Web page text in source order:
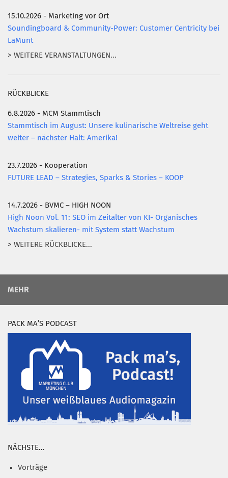
15.10.2026 - Marketing vor Ort
Soundingboard & Community-Power: Customer Centricity bei
LaMunt
> WEITERE VERANSTALTUNGEN...
RÜCKBLICKE
6.8.2026 - MCM Stammtisch
Stammtisch im August: Unsere kulinarische Weltreise geht
weiter – nächster Halt: Amerika!
23.7.2026 - Kooperation
FUTURE LEAD – Strategies, Sparks & Stories – KOOP
14.7.2026 - BVMC – HIGH NOON
High Noon Vol. 11: SEO im Zeitalter von KI- Organisches
Wachstum skalieren- mit System statt Wachstum
> WEITERE RÜCKBLICKE...
MEHR
PACK MA’S PODCAST
NÄCHSTE…
Vorträge